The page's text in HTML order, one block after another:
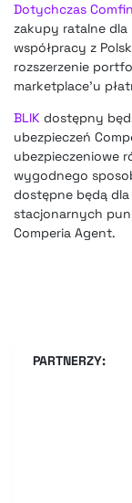
Dotychczas
zakupy ratalne dla
współpracy z
rozszerzenie
marketplace’u
BLIK dostępny
ubezpieczeń
ubezpieczeniowe
wygodnego
dostępne będą
stacjonarnych
Comperia Agent.
PARTNERZY: